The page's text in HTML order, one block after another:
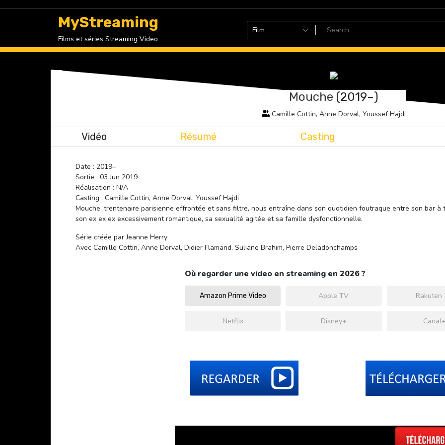
MyStreaming
Films et séries Streaming Video
Mouche (2019–)
Camille Cottin, Anne Dorval, Youssef Hajdi
Vidéo Résumé Casting
Date : 2019–
Sortie : 03 Jun 2019
Réalisation : N/A
Casting : Camille Cottin, Anne Dorval, Youssef Hajdi
Mouche, trentenaire parisienne effrontée et sans filtre, nous entraîne dans son quotidien foutraque entre son bar à
son ex ex ex excessivement romantique, sa sexualité agitée et sa famille dysfonctionnelle.
Série créée par Jeanne Herry
Avec Camille Cottin, Anne Dorval, Didier Flamand, Suliane Brahim, Pierre Deladonchamps
Où regarder une video en streaming en 2026 ?
Amazon Prime Video Apple TV Rakuten
Netflix Disney+